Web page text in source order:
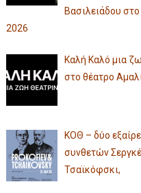
Βασιλειάδου
2026
Καλή Καλό μια
στο θέατρο
ΚΟΘ – δύο
συνθετών
Τσαϊκόφσκι,